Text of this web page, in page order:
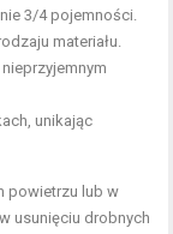
3/4 pojemności.
materiału.
unikając
powietrzu lub w
usunięciu drobnych